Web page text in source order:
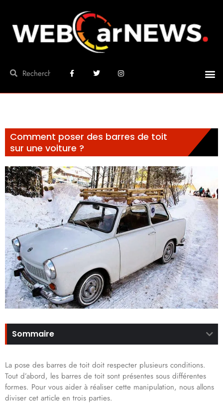
Comment poser des barres de toit
sur une voiture ?
Sommaire
La pose des barres de toit doit respecter plusieurs conditions.
Tout d’abord, les barres de toit sont présentes sous différentes
formes. Pour vous aider à réaliser cette manipulation, nous allons
diviser cet article en trois parties.